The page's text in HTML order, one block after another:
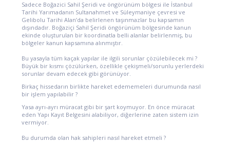
Sadece Boğazici Sahil Şeridi ve öngörünüm bölgesi ile İstanbul
Tarihi Yarımadanın Sultanahmet ve Süleymaniye çevresi ve
Gelibolu Tarihi Alan’da belirlenen taşınmazlar bu kapsamın
dışındadır. Boğaziçi Sahil Şeridi öngörünüm bölgesinde kanun
ekinde oluşturulan bir koordinatla belli alanlar belirlenmiş, bu
bölgeler kanun kapsamına alınmıştır.
Bu yasayla tüm kaçak yapılar ile ilgili sorunlar çözülebilecek mi ?
Büyük bir kısmı çözülürken, özellikle çekişmeli/sorunlu yerlerdeki
sorunlar devam edecek gibi görünüyor.
Birkaç hissedarın birlikte hareket edememeleri durumunda nasıl
bir işlem yapılabilir ?
Yasa ayrı-ayrı müracat gibi bir şart koymuyor. En önce müracat
eden Yapı Kayıt Belgesini alabiliyor, diğerlerine zaten sistem izin
vermiyor.
Bu durumda olan hak sahipleri nasıl hareket etmeli ?